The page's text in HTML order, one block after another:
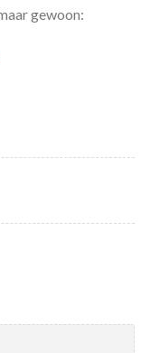
gewoon: